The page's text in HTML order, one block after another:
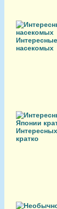
насекомых
кратко